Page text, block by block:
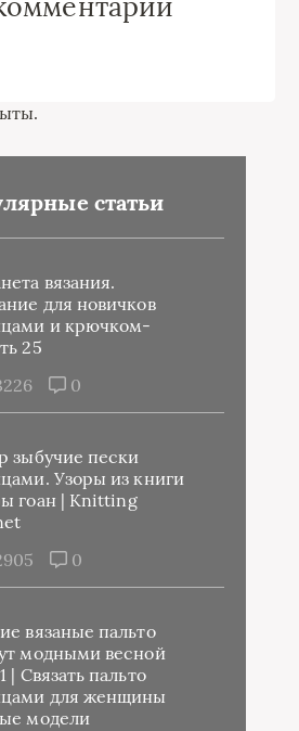
статьи
вязания.
для новичков
и крючком-
25
0
зыбучие пески
Узоры из книги
гоан | Knitting
0
вязаные пальто
модными весной
| Связать пальто
для женщины
модели